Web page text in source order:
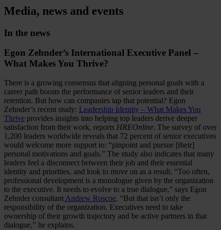
Media, news and events
In the news
Egon Zehnder’s International Executive Panel –
What Makes You Thrive?
There is a growing consensus that aligning personal goals with a
career path boosts the performance of senior leaders and their
retention. But how can companies tap that potential? Egon
Zehnder’s recent study: Leadership Identity – What Makes You
Thrive provides insights into helping top leaders derive deeper
satisfaction from their work, reports HREOnline. The survey of over
1,200 leaders worldwide reveals that 72 percent of senior executives
would welcome more support to: “pinpoint and pursue [their]
personal motivations and goals.” The study also indicates that many
leaders feel a disconnect between their job and their essential
identity and priorities, and look to move on as a result. “Too often,
professional development is a monologue given by the organization
to the executive. It needs to evolve to a true dialogue,” says Egon
Zehnder consultant Andrew Roscoe. “But that isn’t only the
responsibility of the organization. Executives need to take
ownership of their growth trajectory and be active partners in that
dialogue,” he explains.